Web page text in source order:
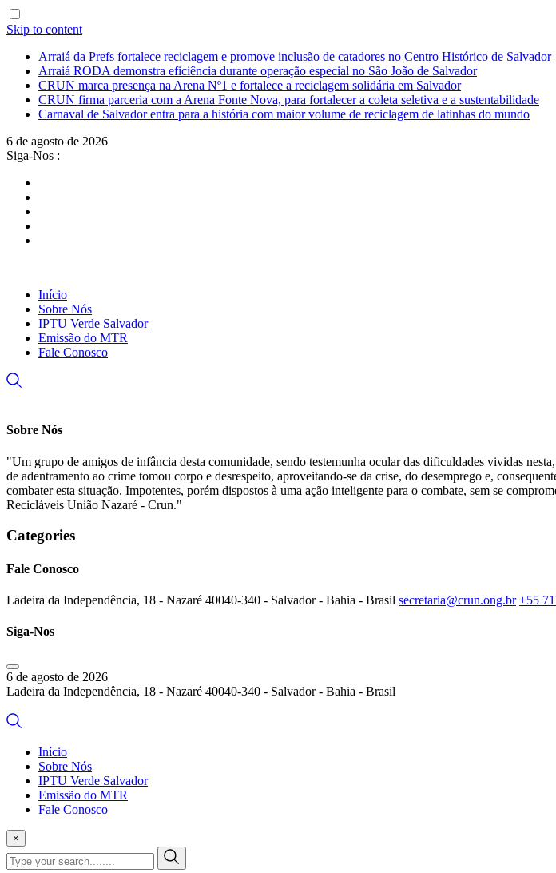
Skip to content
Arraiá da Prefs fortalece reciclagem e promove inclusão de catadores no Centro Histórico de Salvador
Arraiá RODA demonstra eficiência durante operação especial no São João de Salvador
CRUN marca presença na Arena Nº1 e fortalece a reciclagem solidária em Salvador
CRUN firma parceria com a Arena Fonte Nova, para fortalecer a coleta seletiva e a sustentabilidade
Carnaval de Salvador entra para a história com maior volume de reciclagem de latinhas do mundo
6 de agosto de 2026
Siga-Nos :
Início
Sobre Nós
IPTU Verde Salvador
Emissão do MTR
Fale Conosco
Sobre Nós
"Um grupo de amigos de infância desta comunidade, sendo testemunha ocular das dificuldades vividas
de adentramento ao crime tomou corpo e desrespeito, aproveitando-se da crise, do desemprego e,
combater esta situação. Impotentes, porém dispostos à uma ação inteligente para o combate, sem se
Recicláveis União Nazaré - Crun."
Categories
Fale Conosco
Ladeira da Independência, 18 - Nazaré 40040-340 - Salvador - Bahia - Brasil secretaria@crun.ong.br +55
Siga-Nos
6 de agosto de 2026
Ladeira da Independência, 18 - Nazaré 40040-340 - Salvador - Bahia - Brasil
Início
Sobre Nós
IPTU Verde Salvador
Emissão do MTR
Fale Conosco
×